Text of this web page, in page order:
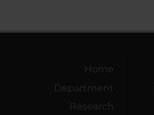
Home
Department
Research